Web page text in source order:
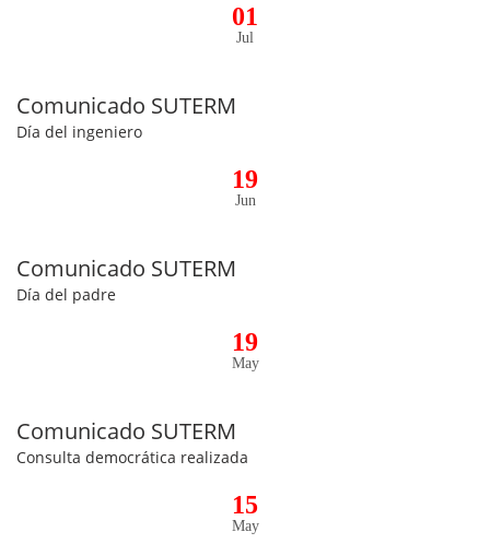
01
Jul
Comunicado SUTERM
Día del ingeniero
19
Jun
Comunicado SUTERM
Día del padre
19
May
Comunicado SUTERM
Consulta democrática realizada
15
May